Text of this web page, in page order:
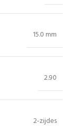
15.0 mm
2.90
2-zijdes